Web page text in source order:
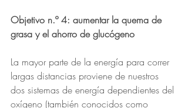
Objetivo n.º 4: aumentar la quema de
grasa y el ahorro de glucógeno
La mayor parte de la energía para correr
largas distancias proviene de nuestros
dos sistemas de energía dependientes del
oxígeno (también conocidos como